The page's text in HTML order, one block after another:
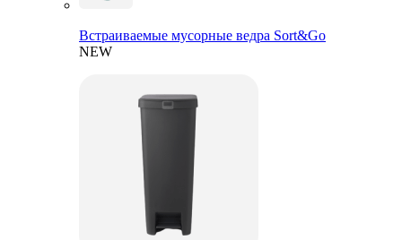
Встраиваемые мусорные ведра Sort&Go
NEW